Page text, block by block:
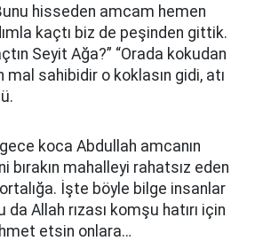
hisseden amcam hemen
kaçtı biz de peşinden gittik.
Seyit Ağa?” “Orada kokudan
sahibidir o koklasın gidi, atı
koca Abdullah amcanın
bırakın mahalleyi rahatsız eden
ortalığa. İşte böyle bilge insanlar
da Allah rızası komşu hatırı için
etsin onlara…